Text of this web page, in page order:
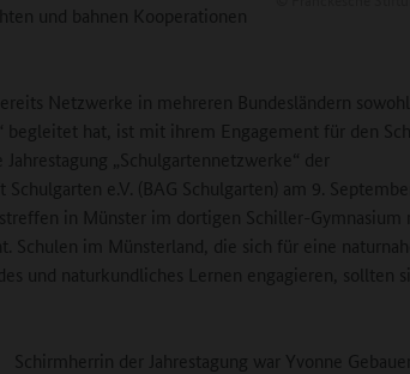
und bahnen Kooperationen
Netzwerke in mehreren Bundesländern sowohl
begleitet hat, ist mit ihrem Engagement für den
„Schulgartennetzwerke“ der
e.V. (BAG Schulgarten) am 9.
in Münster im dortigen Schiller-Gymnasium
Schulen im Münsterland, die sich für eine
und naturkundliches Lernen engagieren, sollten
Schirmherrin der Jahrestagung war Yvonne Gebauer,